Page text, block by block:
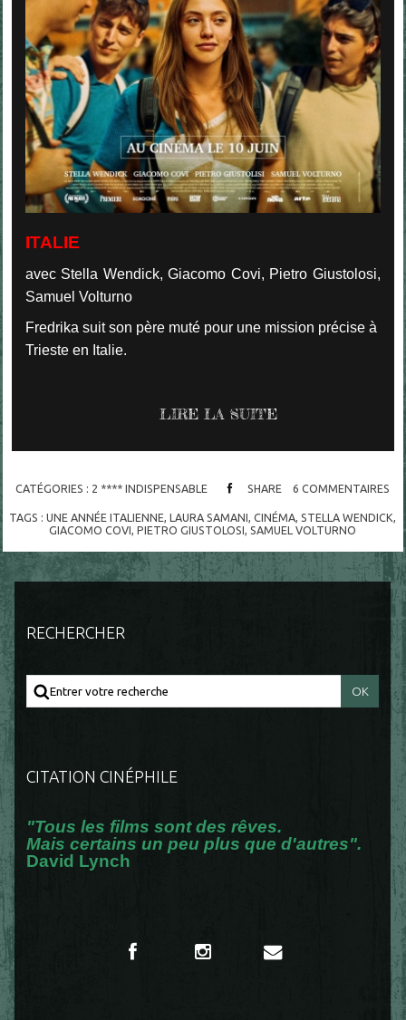
ITALIE
avec Stella Wendick, Giacomo Covi, Pietro Giustolosi,
Samuel Volturno
Fredrika suit son père muté pour une mission précise à
Trieste en Italie.
LIRE LA SUITE
CATÉGORIES : 2 **** INDISPENSABLE SHARE 6 COMMENTAIRES
TAGS :UNE ANNÉE ITALIENNE,LAURA SAMANI,CINÉMA,STELLA WENDICK,
GIACOMO COVI,PIETRO GIUSTOLOSI,SAMUEL VOLTURNO
RECHERCHER
CITATION CINÉPHILE
"Tous les films sont des rêves.
Mais certains un peu plus que d'autres".
David Lynch